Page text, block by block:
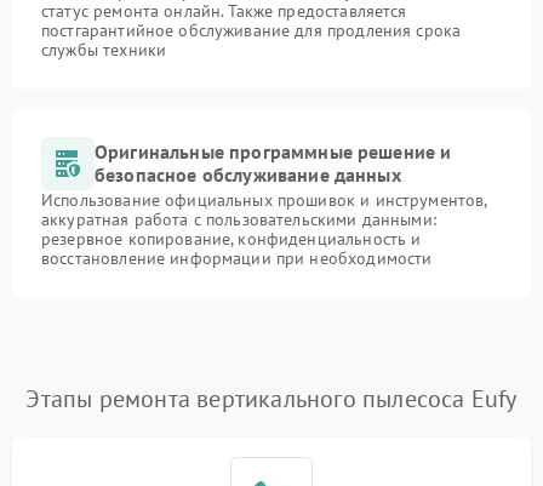
статус ремонта онлайн. Также предоставляется
постгарантийное обслуживание для продления срока
службы техники
Оригинальные программные решение и
безопасное обслуживание данных
Использование официальных прошивок и инструментов,
аккуратная работа с пользовательскими данными:
резервное копирование, конфиденциальность и
восстановление информации при необходимости
Этапы ремонта вертикального пылесоса Eufy